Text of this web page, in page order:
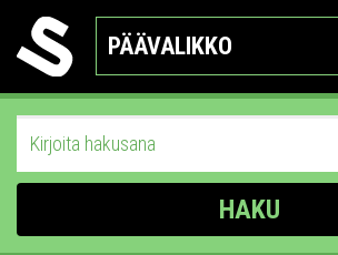
PÄÄVALIKKO
HAKU